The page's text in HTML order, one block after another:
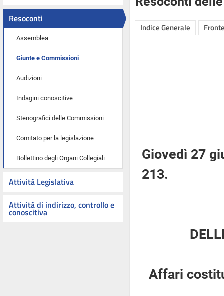
Resoconti
Assemblea
Giunte e Commissioni
Audizioni
Indagini conoscitive
Stenografici delle Commissioni
Comitato per la legislazione
Bollettino degli Organi Collegiali
Attività Legislativa
Attività di indirizzo, controllo e
conoscitiva
Indice Generale
Giovedì 27
213.
Affari